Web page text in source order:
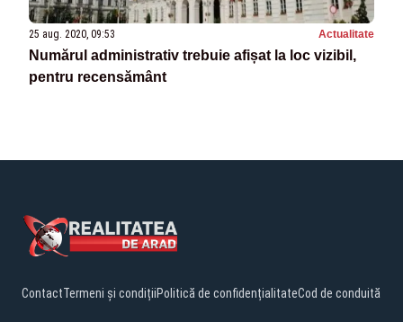
25 aug. 2020, 09:53 Actualitate
Numărul administrativ trebuie afișat la loc vizibil,
pentru recensământ
ContactTermeni și condițiiPolitică de confidențialitateCod de conduită